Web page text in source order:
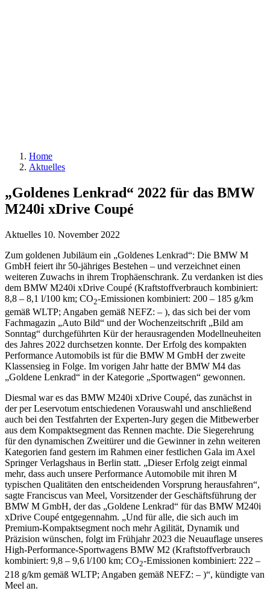
Home
Aktuelles
„Goldenes Lenkrad“ 2022 für das BMW
M240i xDrive Coupé
Aktuelles 10. November 2022
Zum goldenen Jubiläum ein „Goldenes Lenkrad“: Die BMW M
GmbH feiert ihr 50-jähriges Bestehen – und verzeichnet einen
weiteren Zuwachs in ihrem Trophäenschrank. Zu verdanken ist dies
dem BMW M240i xDrive Coupé (Kraftstoffverbrauch kombiniert:
8,8 – 8,1 l/100 km; CO2-Emissionen kombiniert: 200 – 185 g/km
gemäß WLTP; Angaben gemäß NEFZ: – ), das sich bei der vom
Fachmagazin „Auto Bild“ und der Wochenzeitschrift „Bild am
Sonntag“ durchgeführten Kür der herausragenden Modellneuheiten
des Jahres 2022 durchsetzen konnte. Der Erfolg des kompakten
Performance Automobils ist für die BMW M GmbH der zweite
Klassensieg in Folge. Im vorigen Jahr hatte der BMW M4 das
„Goldene Lenkrad“ in der Kategorie „Sportwagen“ gewonnen.
Diesmal war es das BMW M240i xDrive Coupé, das zunächst in
der per Leservotum entschiedenen Vorauswahl und anschließend
auch bei den Testfahrten der Experten-Jury gegen die Mitbewerber
aus dem Kompaktsegment das Rennen machte. Die Siegerehrung
für den dynamischen Zweitürer und die Gewinner in zehn weiteren
Kategorien fand gestern im Rahmen einer festlichen Gala im Axel
Springer Verlagshaus in Berlin statt. „Dieser Erfolg zeigt einmal
mehr, dass auch unsere Performance Automobile mit ihren M
typischen Qualitäten den entscheidenden Vorsprung herausfahren“,
sagte Franciscus van Meel, Vorsitzender der Geschäftsführung der
BMW M GmbH, der das „Goldene Lenkrad“ für das BMW M240i
xDrive Coupé entgegennahm. „Und für alle, die sich auch im
Premium-Kompaktsegment noch mehr Agilität, Dynamik und
Präzision wünschen, folgt im Frühjahr 2023 die Neuauflage unseres
High-Performance-Sportwagens BMW M2 (Kraftstoffverbrauch
kombiniert: 9,8 – 9,6 l/100 km; CO2-Emissionen kombiniert: 222 –
218 g/km gemäß WLTP; Angaben gemäß NEFZ: – )“, kündigte van
Meel an.